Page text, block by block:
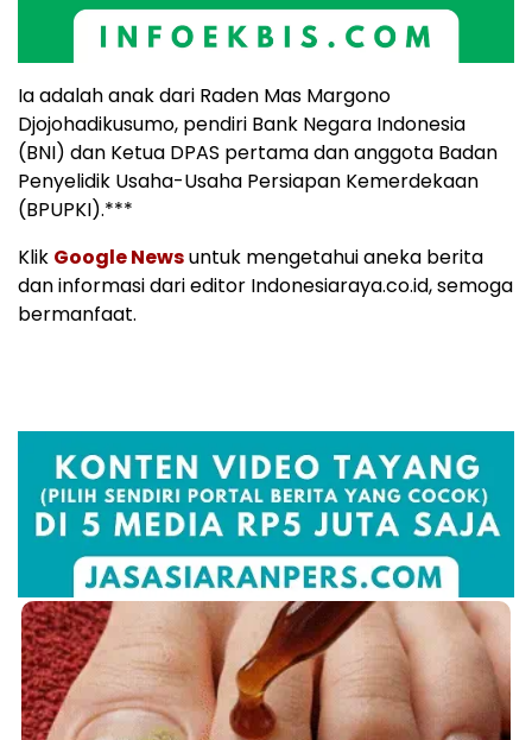
Ia adalah anak dari Raden Mas Margono
Djojohadikusumo, pendiri Bank Negara Indonesia
(BNI) dan Ketua DPAS pertama dan anggota Badan
Penyelidik Usaha-Usaha Persiapan Kemerdekaan
(BPUPKI).***
Klik Google Newsuntuk mengetahui aneka berita
dan informasi dari editor Indonesiaraya.co.id, semoga
bermanfaat.